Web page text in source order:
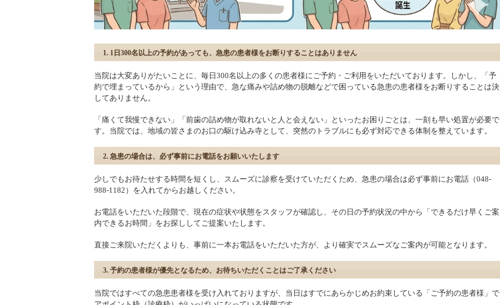
1. 1日300名以上の予約があっても、急患の患者様をお断りすることはありません
当院は大変ありがたいことに、毎日300名以上の多くの患者様にご予約・ご利用をいただいております。しかし、「予
約で埋まっているから」という理由で、急な痛みや詰め物の脱離などで困っている急患の患者様をお断りすることは決
してありません。
「痛くて我慢できない」「前歯の詰め物が取れないと人と会えない」といったお困りごとは、一刻も早い処置が必要で
す。当院では、地域の皆さまのお口の駆け込み寺として、突然のトラブルにも必ず対応できる体制を整えています。
2. 急患の場合は、必ず事前にお電話をお願いいたします
少しでもお待たせする時間を短くし、スムーズに診察を受けていただくため、急患の場合は必ず事前にお電話（048-
988-1182）を入れてからお越しください。
お電話をいただいた段階で、現在の症状や状態をスタッフが確認し、その日の予約状況の中から「できるだけ早くご案
内できるお時間」をお探ししてご提案いたします。
直接ご来院いただくよりも、事前に一本お電話をいただいた方が、より確実でスムーズなご案内が可能となります。
3. 予約の患者様が優先となるため、お待ちいただくことはご了承ください
当院ではすべての急患患者様を受け入れておりますが、当日はすでにあらかじめお約束している「ご予約の患者様」で